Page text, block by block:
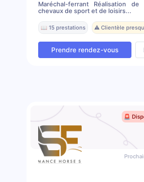
Maréchal-ferrant Réalisation
chevaux de sport et de loisirs...
📖 15 prestations ⚠️ Clientèle
Prendre rendez-vous
🚨